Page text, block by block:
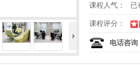
课程人气： 已
课程评分：
电话咨询